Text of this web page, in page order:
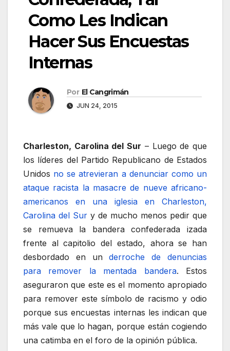
Como Les Indican
Hacer Sus Encuestas
Internas
Por El Cangrimán
JUN 24, 2015
Charleston, Carolina del Sur – Luego de que
los líderes del Partido Republicano de Estados
Unidos no se atrevieran a denunciar como un
ataque racista la masacre de nueve africano-
americanos en una iglesia en Charleston,
Carolina del Sur y de mucho menos pedir que
se remueva la bandera confederada izada
frente al capitolio del estado, ahora se han
desbordado en underroche de denuncias
para remover la mentada bandera. Estos
aseguraron que este es el momento apropiado
para remover este símbolo de racismo y odio
porque sus encuestas internas les indican que
más vale que lo hagan, porque están cogiendo
una catimba en el foro de la opinión pública.